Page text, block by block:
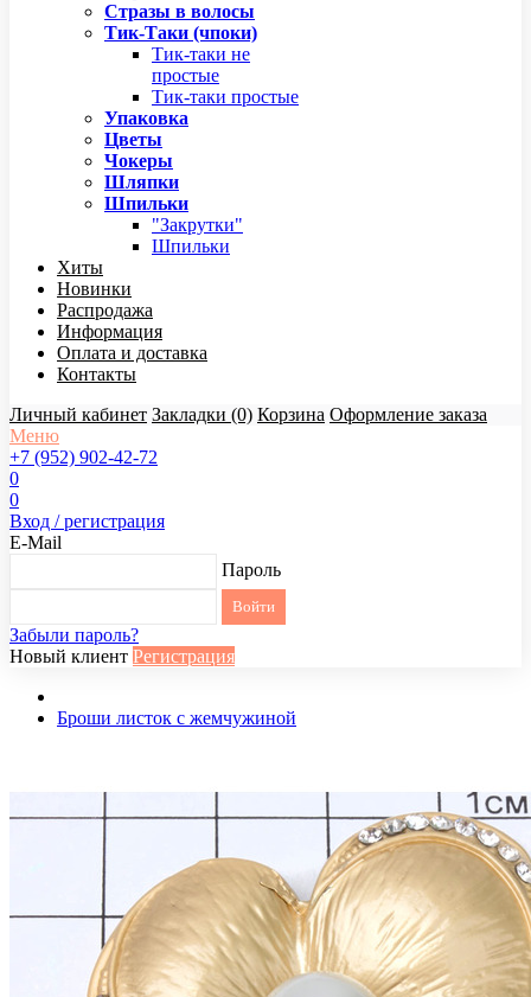
Стразы в волосы
Тик-Таки (чпоки)
Тик-таки не
простые
Тик-таки простые
Упаковка
Цветы
Чокеры
Шляпки
Шпильки
"Закрутки"
Шпильки
Хиты
Новинки
Распродажа
Информация
Оплата и доставка
Контакты
Личный кабинет Закладки (0) Корзина Оформление заказа
Меню
+7 (952) 902-42-72
0
0
Вход / регистрация
E-Mail
Пароль
Забыли пароль?
Новый клиент Регистрация
Броши листок с жемчужиной